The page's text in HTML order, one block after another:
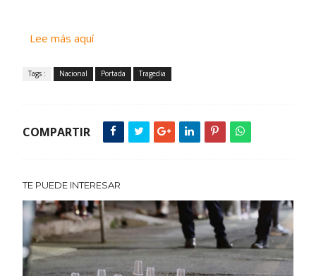
Lee más aquí
Tags : Nacional Portada Tragedia
COMPARTIR
TE PUEDE INTERESAR